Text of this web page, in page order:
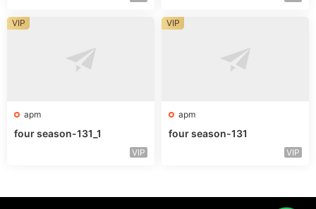
apm
four season-131_1
VIP
VIP
apm
four season-131
VIP
VIP